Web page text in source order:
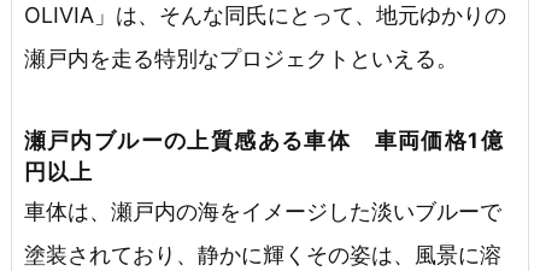
OLIVIA」は、そんな同氏にとって、地元ゆかりの
瀬戸内を走る特別なプロジェクトといえる。
瀬戸内ブルーの上質感ある車体 車両価格1億
円以上
車体は、瀬戸内の海をイメージした淡いブルーで
塗装されており、静かに輝くその姿は、風景に溶